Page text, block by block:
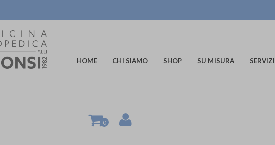
HOME CHI SIAMO SHOP SU MISURA SERVIZI
0